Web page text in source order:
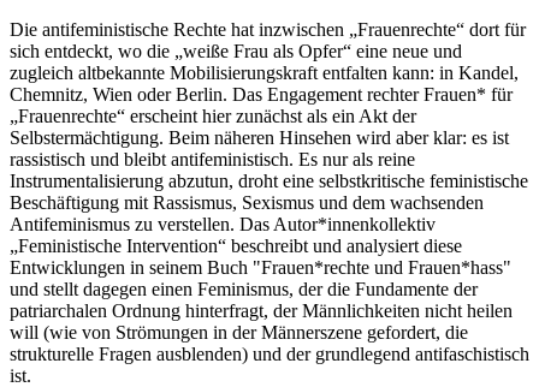
Die antifeministische Rechte hat inzwischen „Frauenrechte“ dort für
sich entdeckt, wo die „weiße Frau als Opfer“ eine neue und
zugleich altbekannte Mobilisierungskraft entfalten kann: in Kandel,
Chemnitz, Wien oder Berlin. Das Engagement rechter Frauen* für
„Frauenrechte“ erscheint hier zunächst als ein Akt der
Selbstermächtigung. Beim näheren Hinsehen wird aber klar: es ist
rassistisch und bleibt antifeministisch. Es nur als reine
Instrumentalisierung abzutun, droht eine selbstkritische feministische
Beschäftigung mit Rassismus, Sexismus und dem wachsenden
Antifeminismus zu verstellen. Das Autor*innenkollektiv
„Feministische Intervention“ beschreibt und analysiert diese
Entwicklungen in seinem Buch "Frauen*rechte und Frauen*hass"
und stellt dagegen einen Feminismus, der die Fundamente der
patriarchalen Ordnung hinterfragt, der Männlichkeiten nicht heilen
will (wie von Strömungen in der Männerszene gefordert, die
strukturelle Fragen ausblenden) und der grundlegend antifaschistisch
ist.